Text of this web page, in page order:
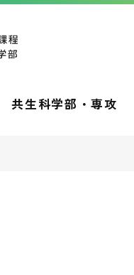
共生科学部・専攻